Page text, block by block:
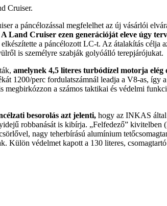
Cruiser.
a páncélozással megfelelhet az új vásárlói
A Land Cruiser ezen generációját eleve úgy
a páncélozott LC-t. Az átalakítás célja
is személyre szabják golyóálló terepjárójukat.
amelynek 4,5 literes turbódízel motorja
1200/perc fordulatszámnál leadja a V8-as,
megbirkózzon a számos taktikai és védelmi
besorolás azt jelenti, hogy az INKAS által
robbanását is kibírja. „Felfedező”
nagy teherbírású alumínium
Külön védelmet kapott a 130 literes,